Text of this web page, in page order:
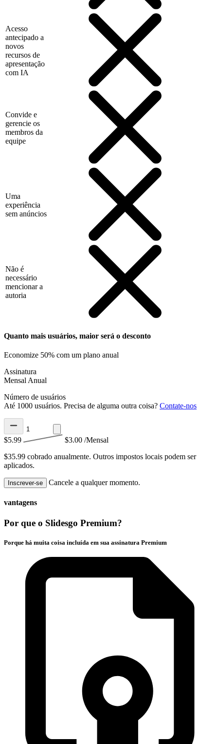
Acesso
antecipado a
novos
recursos de
apresentação
com IA
Convide e
gerencie os
membros da
equipe
Uma
experiência
sem anúncios
Não é
necessário
mencionar a
autoria
Quanto mais usuários, maior será o desconto
Economize 50% com um plano anual
Assinatura
Mensal Anual
Número de usuários
Até 1000 usuários. Precisa de alguma outra coisa? Contate-nos
$5.99 $3.00 /Mensal
$35.99 cobrado anualmente. Outros impostos locais podem ser
aplicados.
Inscrever-se Cancele a qualquer momento.
vantagens
Por que o Slidesgo Premium?
Porque há muita coisa incluída em sua assinatura Premium